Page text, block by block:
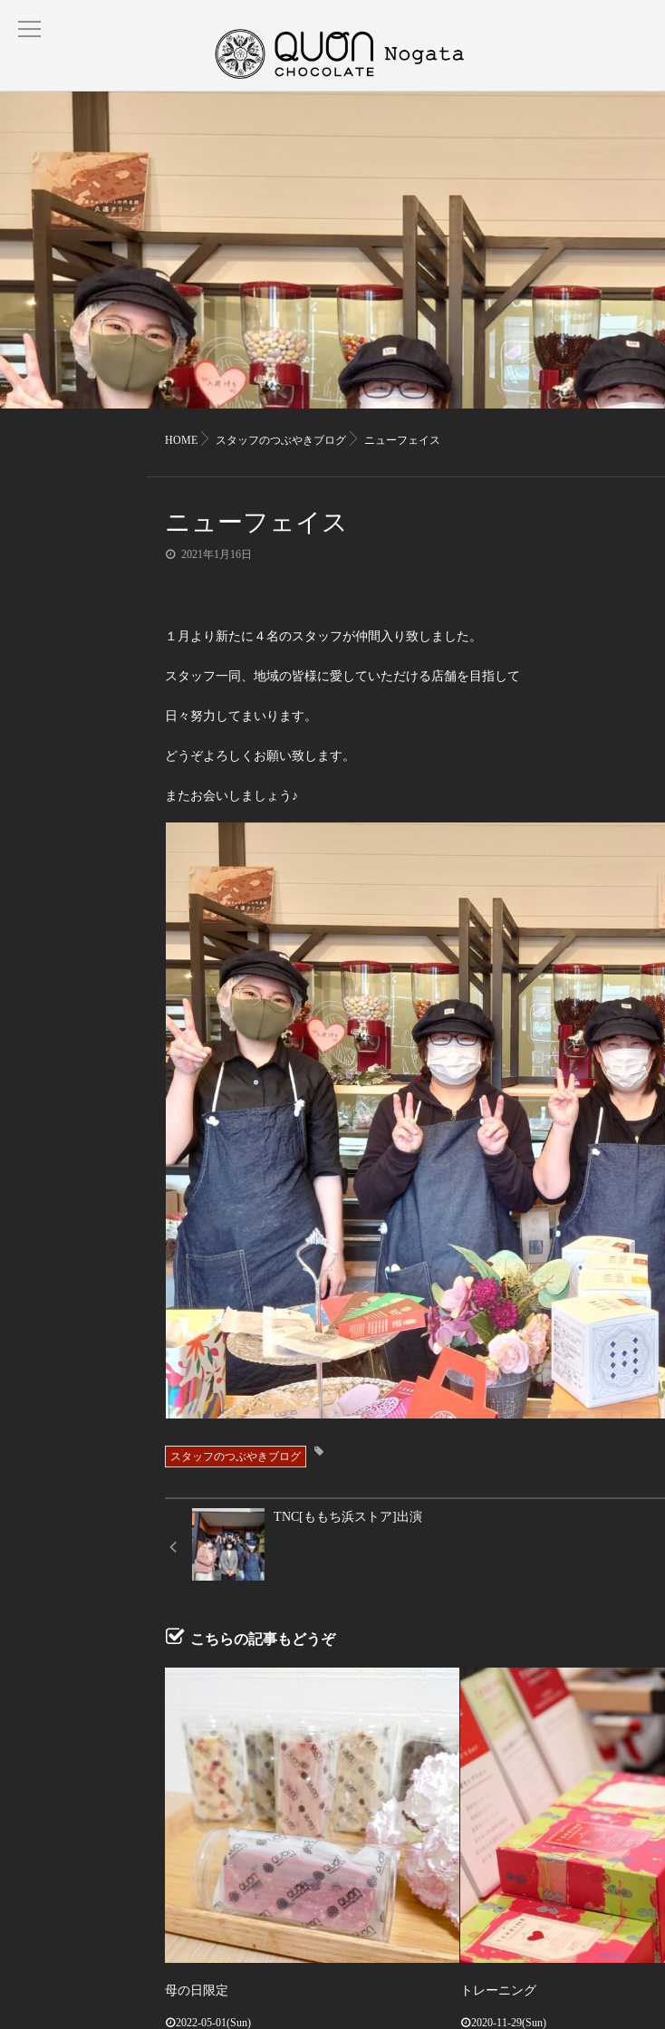
HOME スタッフのつぶやきブログ ニューフェイス
ニューフェイス
2021年1月16日
１月より新たに４名のスタッフが仲間入り致しました。
スタッフ一同、地域の皆様に愛していただける店舗を目指して
日々努力してまいります。
どうぞよろしくお願い致します。
またお会いしましょう♪
スタッフのつぶやきブログ
TNC[ももち浜ストア]出演
こちらの記事もどうぞ
母の日限定
2022-05-01(Sun)
トレーニング
2020-11-29(Sun)